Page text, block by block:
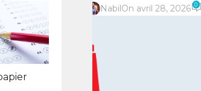
NabilOn avril 28, 2026 0